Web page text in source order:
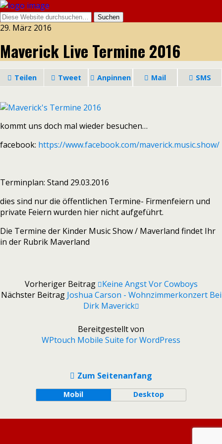
29. März 2016
Maverick Live Termine 2016
Teilen Tweet Anpinnen Mail SMS
kommt uns doch mal wieder besuchen…
facebook: https://www.facebook.com/maverick.music.show/
Terminplan: Stand 29.03.2016
dies sind nur die öffentlichen Termine- Firmenfeiern und
private Feiern wurden hier nicht aufgeführt.
Die Termine der Kinder Music Show / Maverland findet Ihr
in der Rubrik Maverland
Vorheriger Beitrag
Keine Angst Vor Cowboys
Nächster Beitrag Joshua Carson - Wohnzimmerkonzert Bei
Dirk Maverick
Bereitgestellt von
WPtouch Mobile Suite for WordPress
Zum Seitenanfang
Mobil Desktop